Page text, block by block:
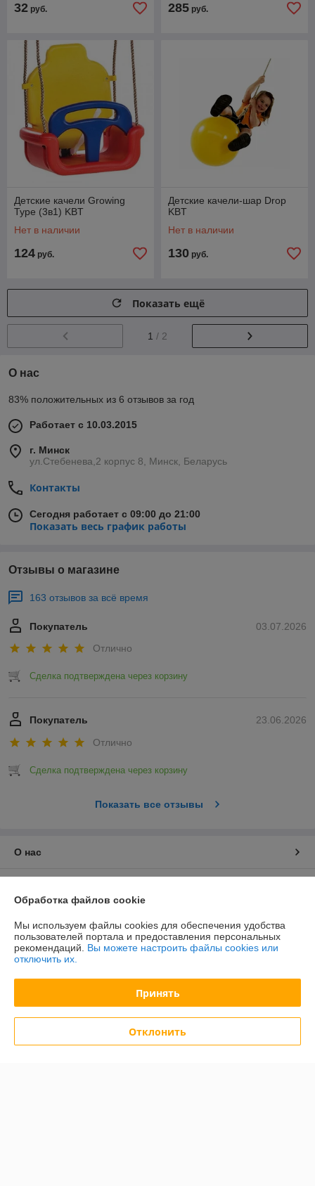
32 руб. 285 руб.
Детские качели Growing
Type (3в1) KBT
Нет в наличии
124 руб.
Детские качели-шар Drop
KBT
Нет в наличии
130 руб.
Показать ещё
1 / 2
О нас
83% положительных из 6 отзывов за год
Работает с 10.03.2015
г. Минск
ул.Стебенева,2 корпус 8, Минск, Беларусь
Контакты
Сегодня работает с 09:00 до 21:00
Показать весь график работы
Отзывы о магазине
163 отзывов за всё время
03.07.2026
Покупатель
Отлично
Сделка подтверждена через корзину
23.06.2026
Покупатель
Отлично
Сделка подтверждена через корзину
Показать все отзывы
О нас
График работы
Полная версия сайта
Политика обработки cookies
Обработка файлов cookie
Мы используем файлы cookies для обеспечения удобства
пользователей портала и предоставления персональных
рекомендаций. Вы можете настроить файлы cookies или
отключить их.
Принять
Отклонить